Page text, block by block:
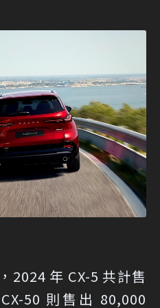
2024 年 CX-5 共計售
50 則售出 80,000